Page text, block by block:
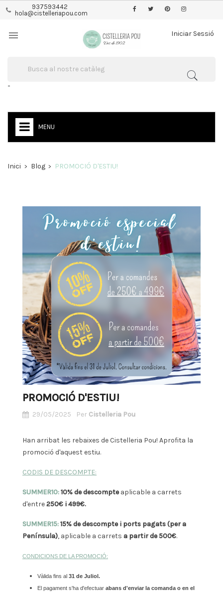
937593442
hola@cistelleriapou.com
Iniciar Sessió

-
MENU
Inici Blog PROMOCIÓ D'ESTIU!
PROMOCIÓ D'ESTIU!
29/05/2025 Per Cistelleria Pou
Han arribat les rebaixes de Cistelleria Pou! Aprofita la
promoció d'aquest estiu.
CODIS DE DESCOMPTE:
SUMMER10:10% de descompteaplicable a carrets
d'entre250€ i 499€.
SUMMER15:15% de descompte i ports pagats (per a
Península), aplicable a carrets a partir de 500€.
CONDICIONS DE LA PROMOCIÓ:
Vàlida fins al 31 de Juliol.
El pagament s'ha d'efectuar abans d'enviar la comanda o en el